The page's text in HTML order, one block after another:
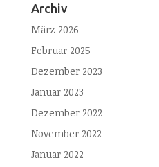
Archiv
März 2026
Februar 2025
Dezember 2023
Januar 2023
Dezember 2022
November 2022
Januar 2022